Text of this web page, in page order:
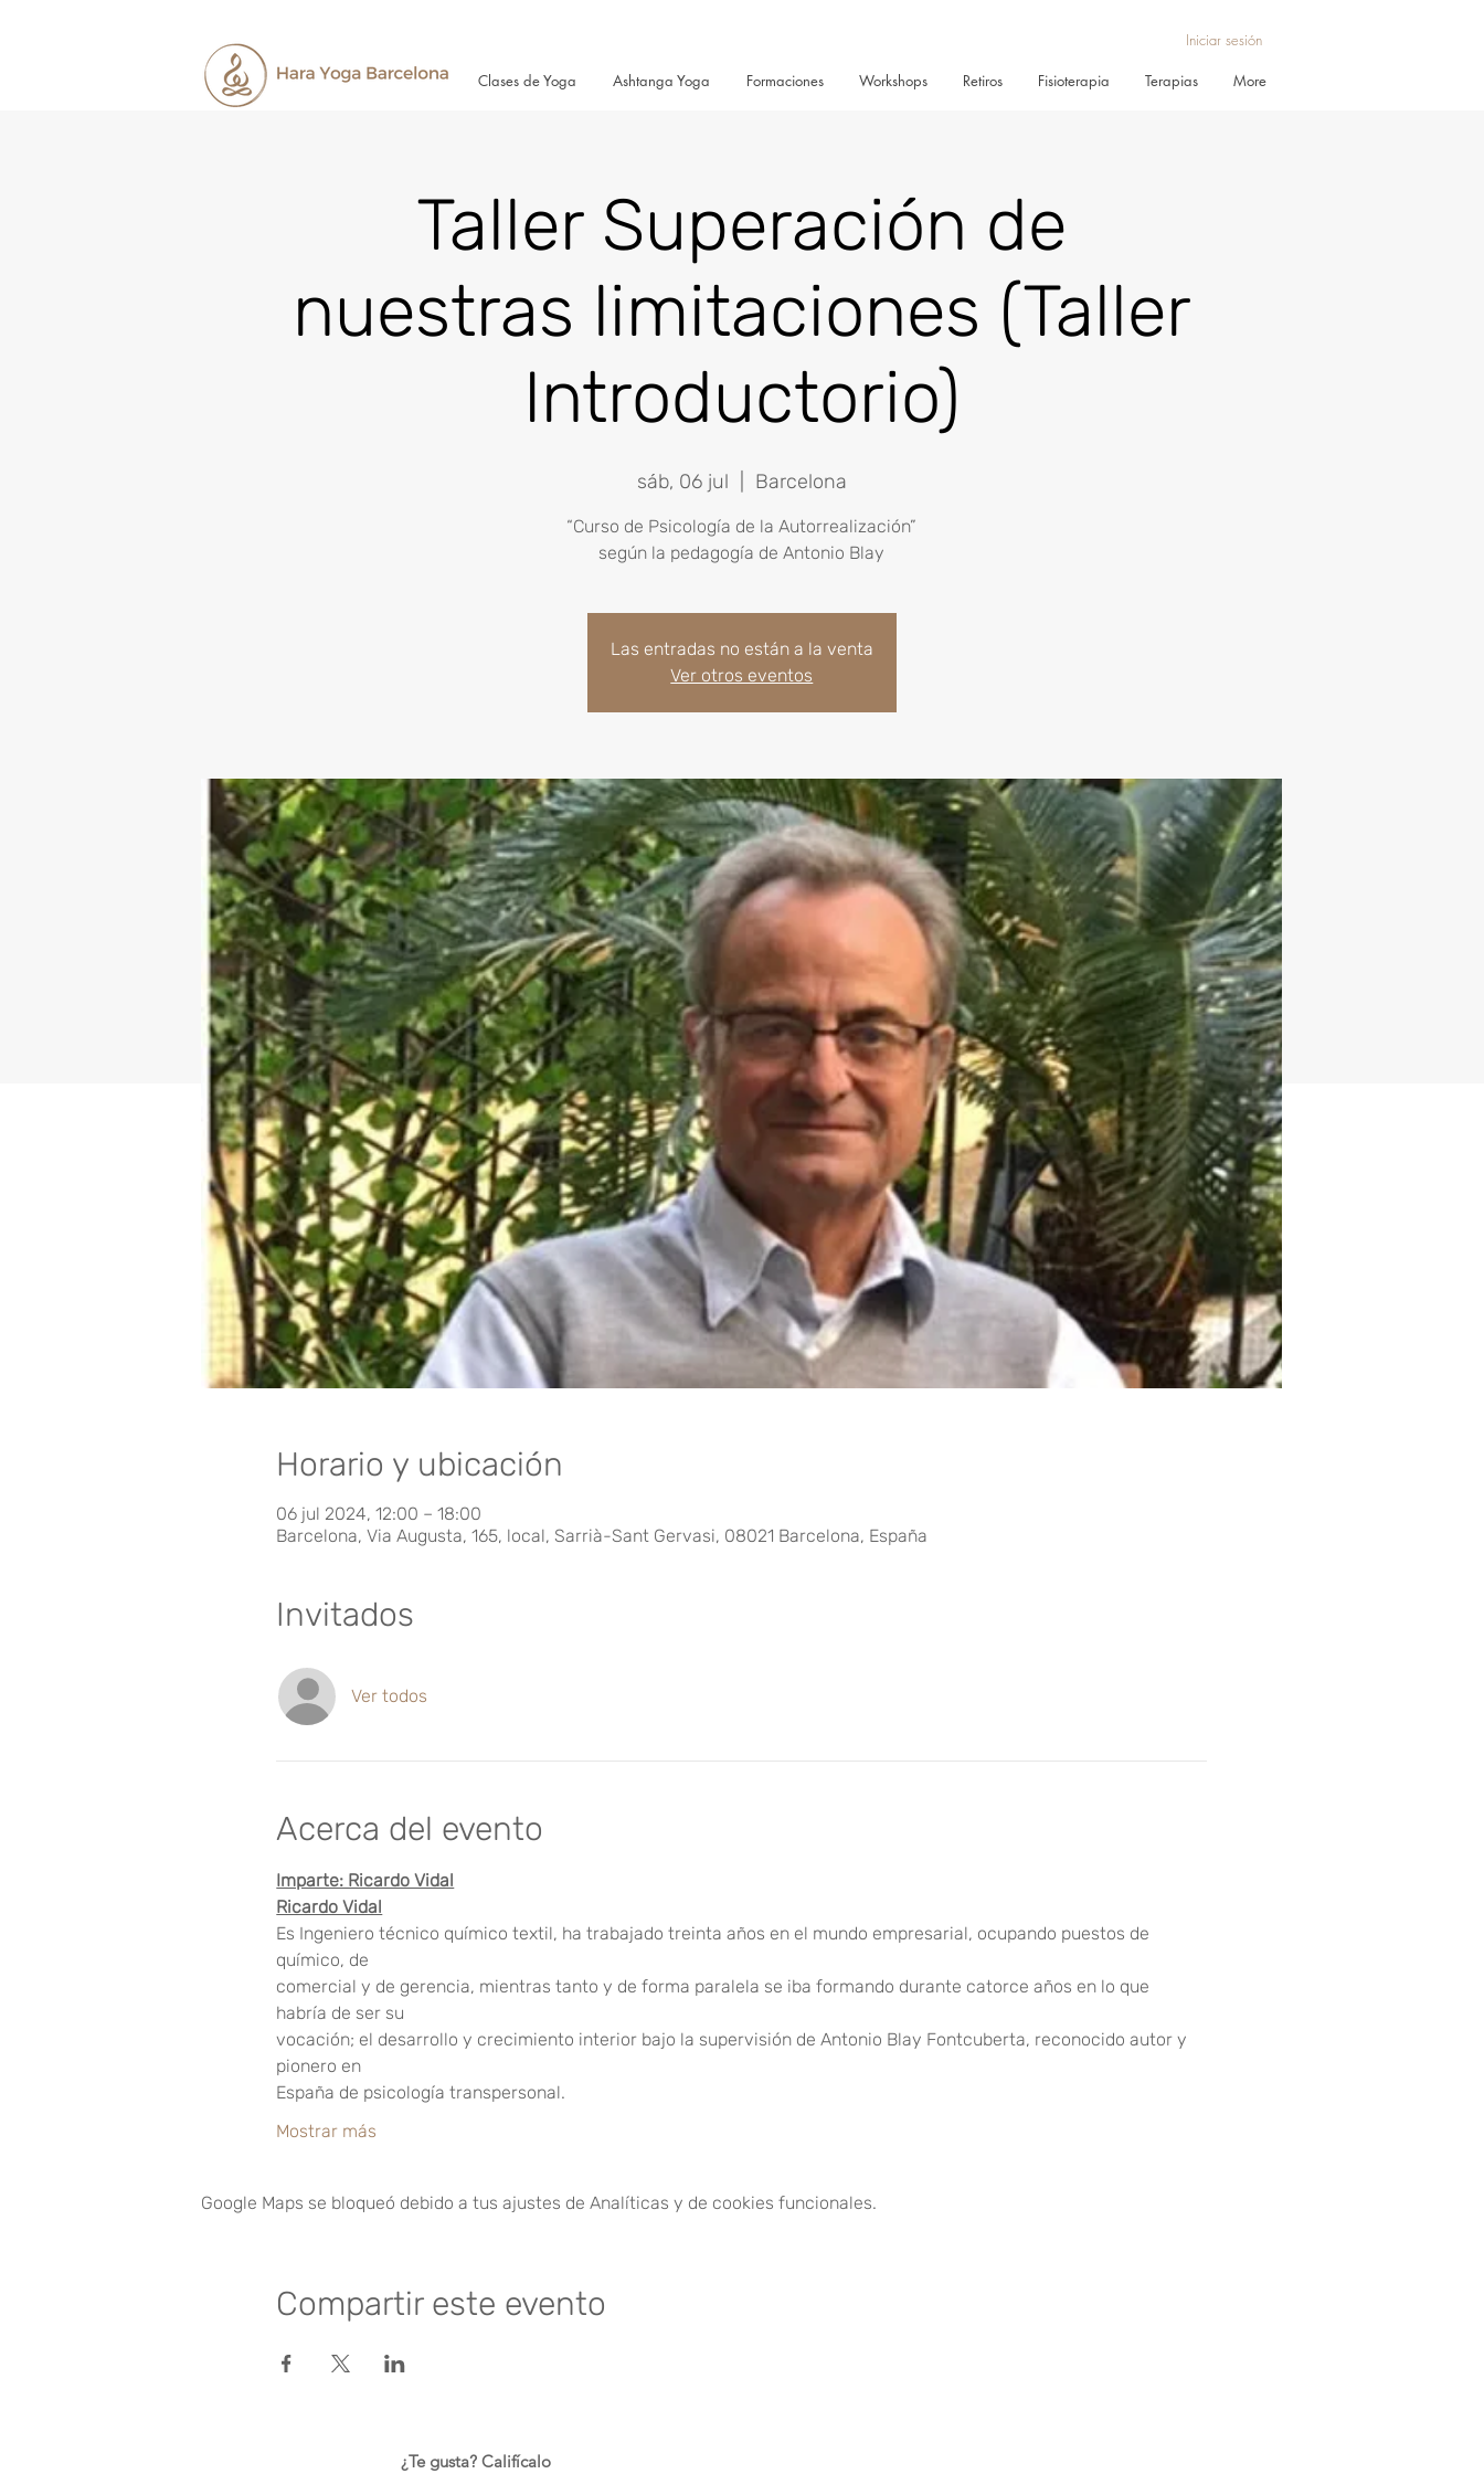
Iniciar sesión
Clases de Yoga Ashtanga Yoga Formaciones Workshops Retiros Fisioterapia Terapias More
Taller Superación de
nuestras limitaciones (Taller
Introductorio)
sáb, 06 jul Barcelona
“Curso de Psicología de la Autorrealización”
según la pedagogía de Antonio Blay
Las entradas no están a la venta
Ver otros eventos
Horario y ubicación
06 jul 2024, 12:00 – 18:00
Barcelona, Via Augusta, 165, local, Sarrià-Sant Gervasi, 08021 Barcelona, España
Invitados
Ver todos
Acerca del evento
Imparte: Ricardo Vidal
Ricardo Vidal
Es Ingeniero técnico químico textil, ha trabajado treinta años en el mundo empresarial, ocupando puestos de
químico, de
comercial y de gerencia, mientras tanto y de forma paralela se iba formando durante catorce años en lo que
habría de ser su
vocación; el desarrollo y crecimiento interior bajo la supervisión de Antonio Blay Fontcuberta, reconocido autor y
pionero en
España de psicología transpersonal.
Mostrar más
Google Maps se bloqueó debido a tus ajustes de Analíticas y de cookies funcionales.
Compartir este evento
¿Te gusta? Califícalo